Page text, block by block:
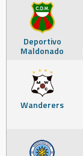
Deportivo
Maldonado
Wanderers